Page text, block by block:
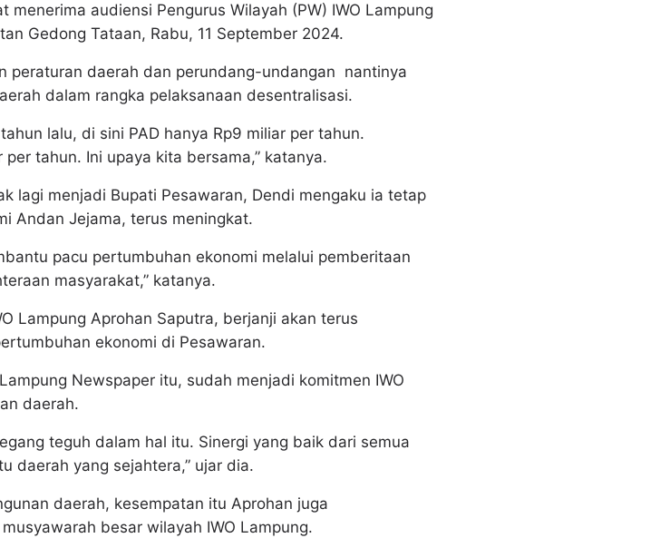
audiensi Pengurus Wilayah (PW) IWO Lampung
Gedong Tataan, Rabu, 11 September 2024.
peraturan daerah dan perundang-undangan nantinya
dalam rangka pelaksanaan desentralisasi.
lalu, di sini PAD hanya Rp9 miliar per tahun.
tahun. Ini upaya kita bersama,” katanya.
lagi menjadi Bupati Pesawaran, Dendi mengaku ia tetap
Andan Jejama, terus meningkat.
pacu pertumbuhan ekonomi melalui pemberitaan
masyarakat,” katanya.
Lampung Aprohan Saputra, berjanji akan terus
ekonomi di Pesawaran.
Newspaper itu, sudah menjadi komitmen IWO
daerah.
teguh dalam hal itu. Sinergi yang baik dari semua
daerah yang sejahtera,” ujar dia.
daerah, kesempatan itu Aprohan juga
besar wilayah IWO Lampung.